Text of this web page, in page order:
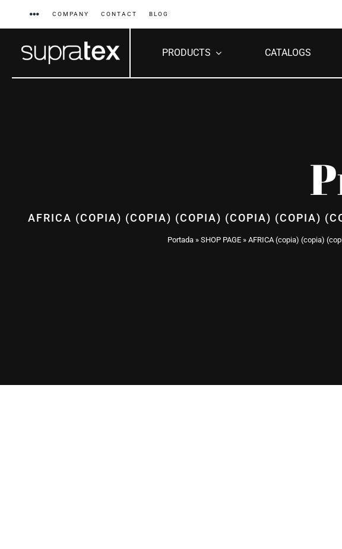
to
content
COMPANY CONTACT BLOG
PRODUCTS CATALOGS
AFRICA (COPIA) (COPIA) (COPIA) (COPIA) (COPIA)
Portada» SHOP PAGE» AFRICA (copia) (copia)